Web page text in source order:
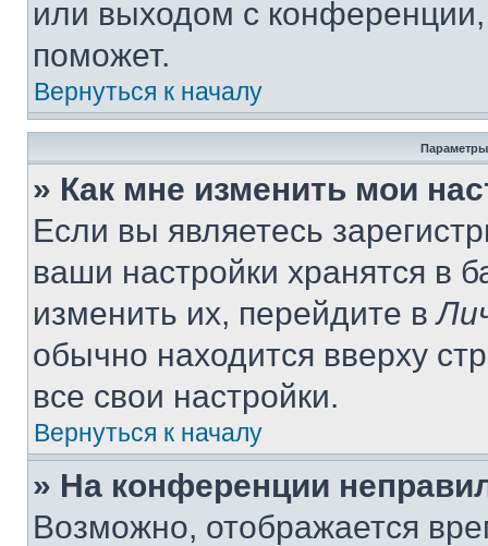
или выходом с
поможет.
Вернуться к началу
Параметры
» Как мне изменить мои
Если вы являетесь
ваши настройки хранятся в
изменить их, перейдите в
обычно находится вверху
все свои настройки.
Вернуться к началу
» На конференции
Возможно, отображается